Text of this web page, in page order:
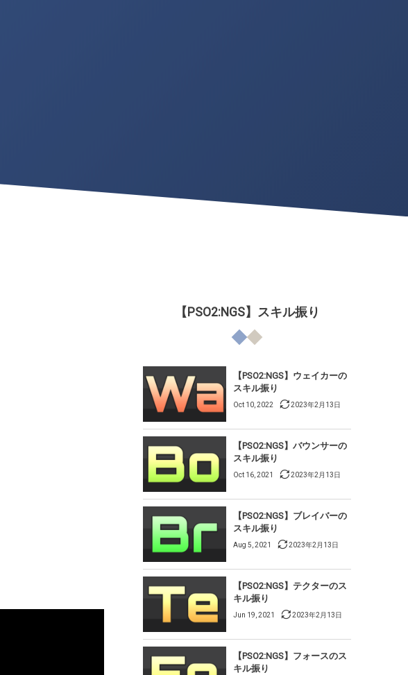
【PSO2:NGS】スキル振り
【PSO2:NGS】ウェイカーの
スキル振り
Oct 10, 2022 2023年2月13日
【PSO2:NGS】バウンサーの
スキル振り
Oct 16, 2021 2023年2月13日
【PSO2:NGS】ブレイバーの
スキル振り
Aug 5, 2021 2023年2月13日
【PSO2:NGS】テクターのス
キル振り
Jun 19, 2021 2023年2月13日
【PSO2:NGS】フォースのス
キル振り